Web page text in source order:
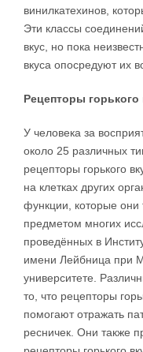
винилкатехинов,
Эти классы
вкус, но пока
вкуса опосредуют их
Рецепторы горького
У человека за
около 25 различных
рецепторы горького
на клетках других
функции, которые
предметом многих
проведённых в
имени Лейбница при
университете.
то, что рецепторы
помогают отражать
ресничек. Они также